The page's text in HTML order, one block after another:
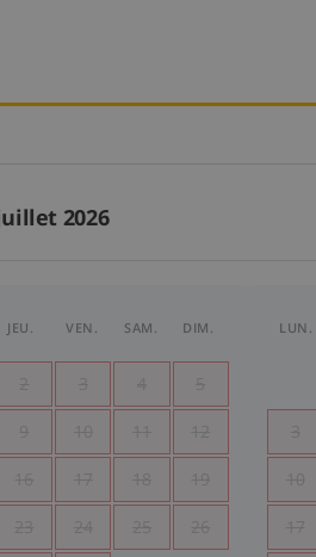
2026
JEU. VEN. SAM. DIM.
2 3 4 5
9 10 11 12
16 17 18 19
23 24 25 26
LUN.
3
10
17